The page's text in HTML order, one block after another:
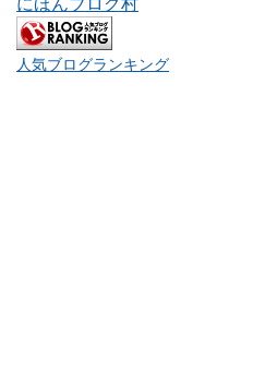
人気ブログランキング